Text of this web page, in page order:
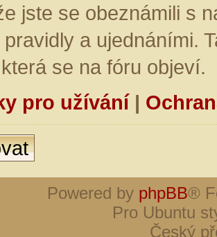
jste se obeznámili s
a ujednáními.
se na fóru objeví.
pro užívání|
Powered by phpBB®
Pro Ubuntu
Český